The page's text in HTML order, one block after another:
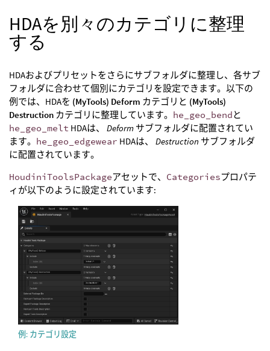
HDAを別々のカテゴリに整理
する
HDAおよびプリセットをさらにサブフォルダに整理し、各サブ
フォルダに合わせて個別にカテゴリを設定できます。以下の
例では、HDAを (MyTools) Deform カテゴリと (MyTools)
Destruction カテゴリに整理しています。 he_geo_bendと
he_geo_melt HDAは、 Deform サブフォルダに配置されてい
ます。 he_geo_edgewear HDAは、 Destruction サブフォルダ
に配置されています。
HoudiniToolsPackageアセットで、 Categoriesプロパテ
ィが以下のように設定されています:
例: カテゴリ設定